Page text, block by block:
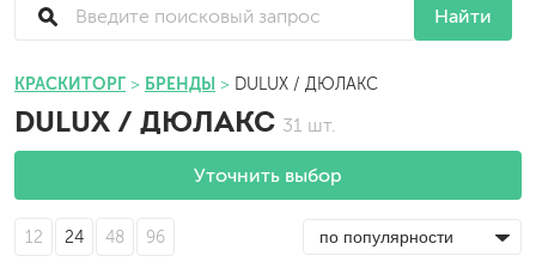
Найти
КРАСКИТОРГ БРЕНДЫ DULUX / ДЮЛАКС
DULUX / ДЮЛАКС 31 шт.
Уточнить выбор
12 24 48 96